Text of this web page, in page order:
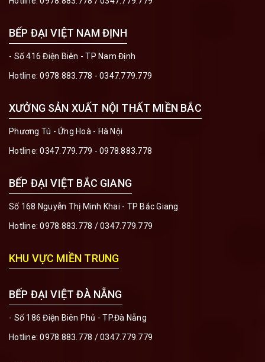
BẾP ĐẠI VIỆT NAM ĐỊNH
- Số 416 Điện Biên - TP Nam Định
Hotline:0978.883.778 - 0347.779.779
XƯỞNG SẢN XUẤT NỘI THẤT MIỀN BẮC
Phương Tú - Ứng Hoà - Hà Nội
Hotline:0347.779.779 - 0978.883.778
BẾP ĐẠI VIỆT BẮC GIANG
Số 168 Nguyễn Thị Minh Khai - TP Bắc Giang
Hotline:0978.883.778 /0347.779.779
KHU VỰC MIỀN TRUNG
BẾP ĐẠI VIỆT ĐÀ NẴNG
- Số 186 Điện Biên Phủ - TP.Đà Nẵng
Hotline:0978.883.778 /0347.779.779